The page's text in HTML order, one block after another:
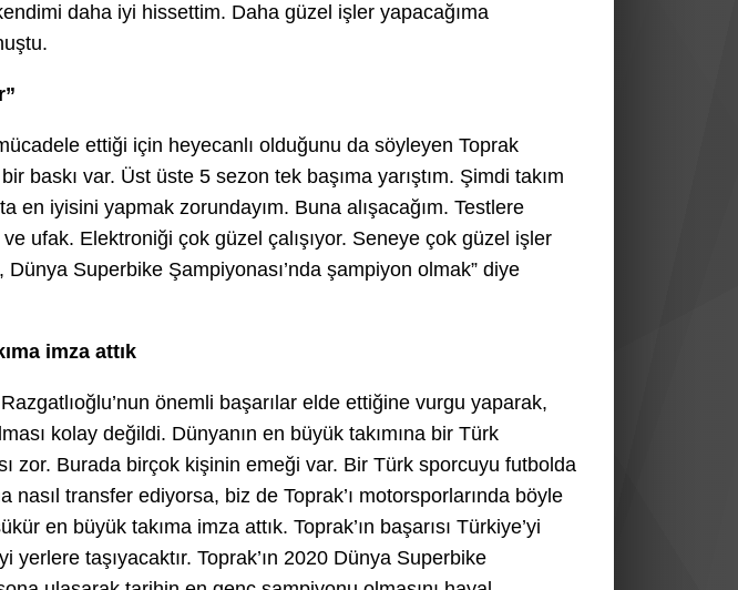
daha iyi hissettim. Daha güzel işler yapacağıma
ettiği için heyecanlı olduğunu da söyleyen Toprak
baskı var. Üst üste 5 sezon tek başıma yarıştım. Şimdi takım
en iyisini yapmak zorundayım. Buna alışacağım. Testlere
ufak. Elektroniği çok güzel çalışıyor. Seneye çok güzel işler
Dünya Superbike Şampiyonası’nda şampiyon olmak” diye
imza attık
önemli başarılar elde ettiğine vurgu yaparak,
kolay değildi. Dünyanın en büyük takımına bir Türk
zor. Burada birçok kişinin emeği var. Bir Türk sporcuyu futbolda
nasıl transfer ediyorsa, biz de Toprak’ı motorsporlarında böyle
en büyük takıma imza attık. Toprak’ın başarısı Türkiye’yi
yerlere taşıyacaktır. Toprak’ın 2020 Dünya Superbike